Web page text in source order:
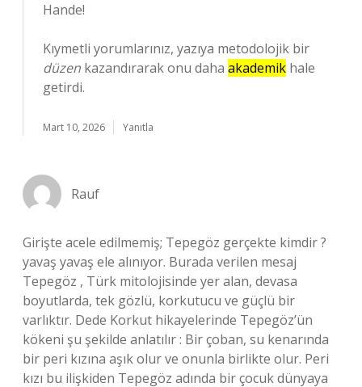
Hande!
Kıymetli yorumlarınız, yazıya metodolojik bir
düzen kazandırarak onu daha akademik hale
getirdi.
Mart 10, 2026 Yanıtla
Rauf
Girişte acele edilmemiş; Tepegöz gerçekte kimdir ?
yavaş yavaş ele alınıyor. Burada verilen mesaj
Tepegöz , Türk mitolojisinde yer alan, devasa
boyutlarda, tek gözlü, korkutucu ve güçlü bir
varlıktır. Dede Korkut hikayelerinde Tepegöz’ün
kökeni şu şekilde anlatılır : Bir çoban, su kenarında
bir peri kızına aşık olur ve onunla birlikte olur. Peri
kızı bu ilişkiden Tepegöz adında bir çocuk dünyaya